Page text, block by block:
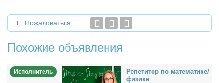
Пожаловаться
Похожие объявления
Исполнитель
Ре­пе­ти­тор по ма­те­ма­ти­ке/
физи­ке